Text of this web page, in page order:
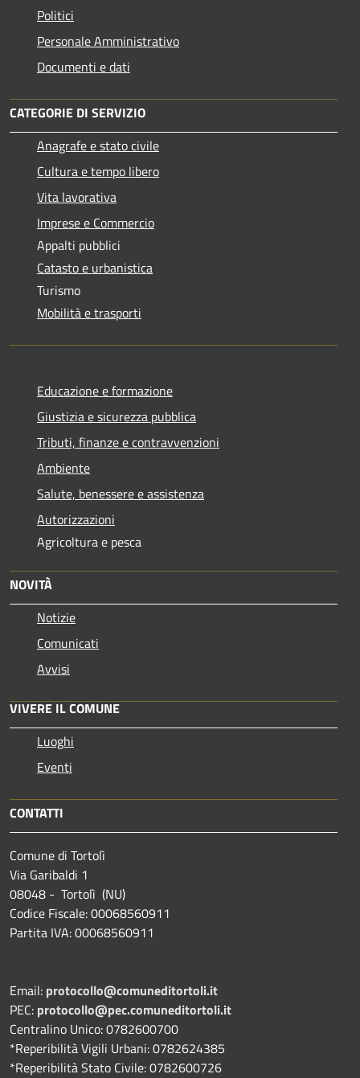
Politici
Personale Amministrativo
Documenti e dati
CATEGORIE DI SERVIZIO
Anagrafe e stato civile
Cultura e tempo libero
Vita lavorativa
Imprese e Commercio
Appalti pubblici
Catasto e urbanistica
Turismo
Mobilità e trasporti
Educazione e formazione
Giustizia e sicurezza pubblica
Tributi, finanze e contravvenzioni
Ambiente
Salute, benessere e assistenza
Autorizzazioni
Agricoltura e pesca
NOVITÀ
Notizie
Comunicati
Avvisi
VIVERE IL COMUNE
Luoghi
Eventi
CONTATTI
Comune di Tortolì
Via Garibaldi 1
08048 - Tortolì (NU)
Codice Fiscale: 00068560911
Partita IVA: 00068560911
Email: protocollo@comuneditortoli.it
PEC: protocollo@pec.comuneditortoli.it
Centralino Unico: 0782600700
*Reperibilità Vigili Urbani: 0782624385
*Reperibilità Stato Civile: 0782600726